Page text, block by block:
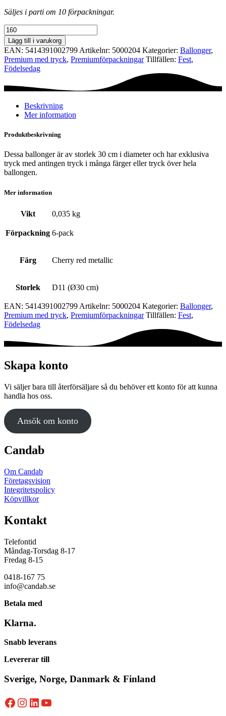
Säljes i parti om 10 förpackningar.
Premiumförpackning
Ø30
cm
-
40th
Anniversary
Lägg till i varukorg
EAN: 5414391002799 Artikelnr: 5000204 Kategorier: Ballonger,
Premium med tryck, Premium­förpackningar Tillfällen: Fest,
Födelsedag
Beskrivning
Mer information
Produktbeskrivning
Dessa ballonger är av storlek 30 cm i diameter och har exklusiva
tryck med antingen tryck i många färger eller tryck över hela
ballongen.
Mer information
Vikt 0,035 kg
Förpackning 6-pack
Färg Cherry red metallic
Storlek D11 (Ø30 cm)
EAN: 5414391002799 Artikelnr: 5000204 Kategorier: Ballonger,
Premium med tryck, Premium­förpackningar Tillfällen: Fest,
Födelsedag
Skapa konto
Vi säljer bara till återförsäljare så du behöver ett konto för att kunna
handla hos oss.
Ansök om konto
Candab
Om Candab
Företagsvision
Integritetspolicy
Köpvillkor
Kontakt
Telefontid
Måndag-Torsdag 8-17
Fredag 8-15
0418-167 75
info@candab.se
Betala med
Klarna.
Snabb leverans
Levererar till
Sverige, Norge, Danmark & Finland
Facebook
Instagram
LinkedIn
YouTube